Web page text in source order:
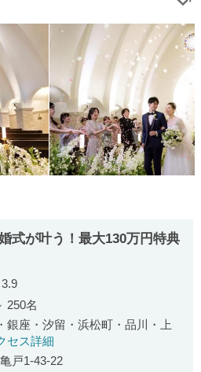
式が叶う！最大130万円特典
口コミ評価
3.9
250名
銀座・汐留・浜松町・品川・上
セス詳細
戸1-43-22